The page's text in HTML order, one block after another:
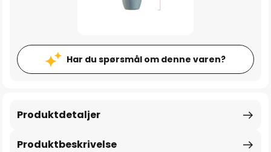
Har du spørsmål om denne varen?
Produktbeskrivelse
Produktdetaljer